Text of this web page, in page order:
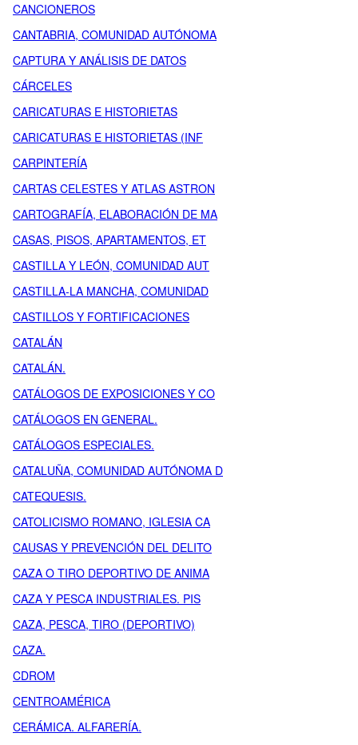
CANCIONEROS
CANTABRIA, COMUNIDAD AUTÓNOMA
CAPTURA Y ANÁLISIS DE DATOS
CÁRCELES
CARICATURAS E HISTORIETAS
CARICATURAS E HISTORIETAS (INF
CARPINTERÍA
CARTAS CELESTES Y ATLAS ASTRON
CARTOGRAFÍA, ELABORACIÓN DE MA
CASAS, PISOS, APARTAMENTOS, ET
CASTILLA Y LEÓN, COMUNIDAD AUT
CASTILLA-LA MANCHA, COMUNIDAD
CASTILLOS Y FORTIFICACIONES
CATALÁN
CATALÁN.
CATÁLOGOS DE EXPOSICIONES Y CO
CATÁLOGOS EN GENERAL.
CATÁLOGOS ESPECIALES.
CATALUÑA, COMUNIDAD AUTÓNOMA D
CATEQUESIS.
CATOLICISMO ROMANO, IGLESIA CA
CAUSAS Y PREVENCIÓN DEL DELITO
CAZA O TIRO DEPORTIVO DE ANIMA
CAZA Y PESCA INDUSTRIALES. PIS
CAZA, PESCA, TIRO (DEPORTIVO)
CAZA.
CDROM
CENTROAMÉRICA
CERÁMICA. ALFARERÍA.